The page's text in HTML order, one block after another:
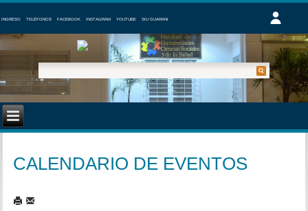
INGRESO TELÉFONOS FACEBOOK INSTAGRAM YOUTUBE SIU GUARANI
CALENDARIO DE EVENTOS